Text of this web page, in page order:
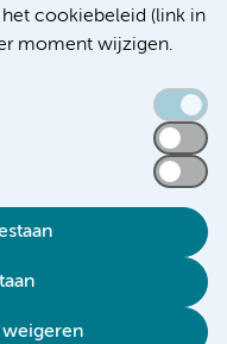
cookiebeleid (link in
moment wijzigen.